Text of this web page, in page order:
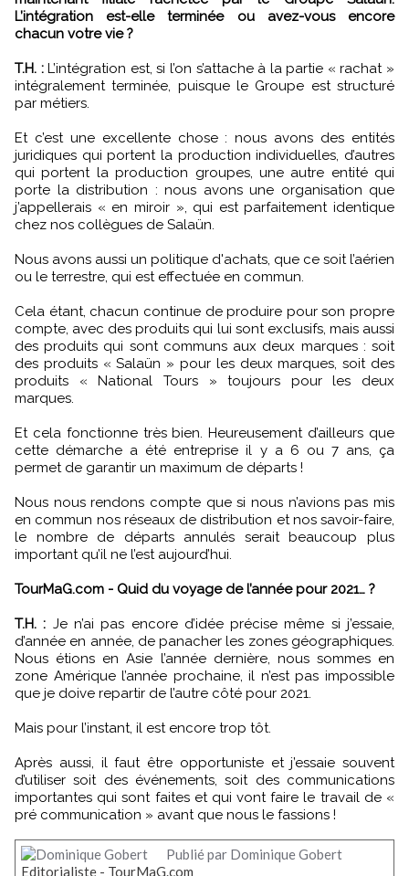
L’intégration est-elle terminée ou avez-vous encore
chacun votre vie ?
T.H. :L’intégration est, si l’on s’attache à la partie « rachat »
intégralement terminée, puisque le Groupe est structuré
par métiers.
Et c’est une excellente chose : nous avons des entités
juridiques qui portent la production individuelles, d’autres
qui portent la production groupes, une autre entité qui
porte la distribution : nous avons une organisation que
j’appellerais « en miroir », qui est parfaitement identique
chez nos collègues de Salaün.
Nous avons aussi un politique d'achats, que ce soit l’aérien
ou le terrestre, qui est effectuée en commun.
Cela étant, chacun continue de produire pour son propre
compte, avec des produits qui lui sont exclusifs, mais aussi
des produits qui sont communs aux deux marques : soit
des produits « Salaün » pour les deux marques, soit des
produits « National Tours » toujours pour les deux
marques.
Et cela fonctionne très bien. Heureusement d’ailleurs que
cette démarche a été entreprise il y a 6 ou 7 ans, ça
permet de garantir un maximum de départs !
Nous nous rendons compte que si nous n’avions pas mis
en commun nos réseaux de distribution et nos savoir-faire,
le nombre de départs annulés serait beaucoup plus
important qu’il ne l’est aujourd’hui.
TourMaG.com - Quid du voyage de l’année pour 2021… ?
T.H. : Je n’ai pas encore d’idée précise même si j’essaie,
d’année en année, de panacher les zones géographiques.
Nous étions en Asie l’année dernière, nous sommes en
zone Amérique l’année prochaine, il n’est pas impossible
que je doive repartir de l’autre côté pour 2021.
Mais pour l’instant, il est encore trop tôt.
Après aussi, il faut être opportuniste et j’essaie souvent
d’utiliser soit des événements, soit des communications
importantes qui sont faites et qui vont faire le travail de «
pré communication » avant que nous le fassions !
Publié par Dominique Gobert
Editorialiste - TourMaG.com